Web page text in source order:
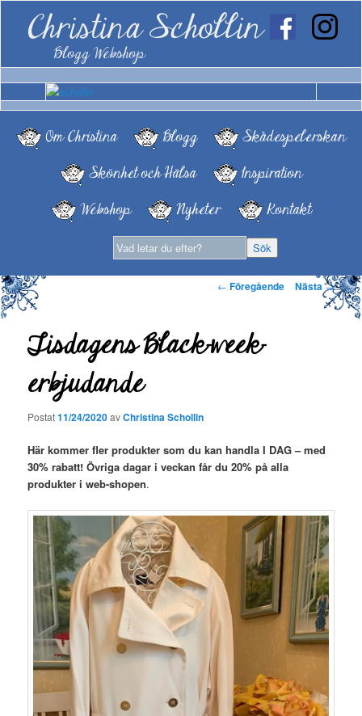
Christina Schollin
Blogg Webshop
Om Christina Blogg
Skådespelerskan
Skönhet och Hälsa
Inspiration
Webshop
Nyheter Kontakt
Inläggsnavigering
← Föregående Nästa→
Tisdagens Black-week-
erbjudande
Postat11/24/2020avChristina Schollin
Här kommer fler produkter som du kan handla I DAG – med
30% rabatt! Övriga dagar i veckan får du 20% på alla
produkter i web-shopen.